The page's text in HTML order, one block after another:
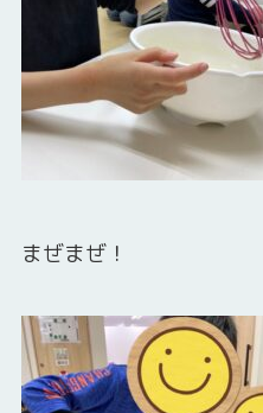
まぜまぜ！